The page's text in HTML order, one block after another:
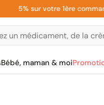
5% sur votre 1ère
Bébé, maman & moi